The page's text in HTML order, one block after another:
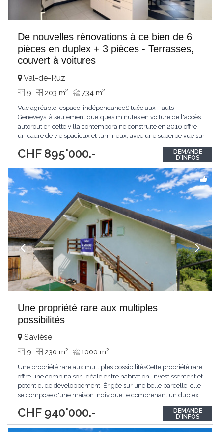
De nouvelles rénovations à ce bien de 6
pièces en duplex + 3 pièces - Terrasses,
couvert à voitures
CHF 895'000.-
Val-de-Ruz
9 203 m2 734 m2
Vue agréable, espace, indépendanceSituée aux Hauts-
Geneveys, à seulement quelques minutes en voiture de l'accès
autoroutier, cette villa contemporaine construite en 2010 offre
un cadre de vie spacieux et lumineux, avec une superbe vue sur
déplacements quotidiens, tout en conservant une belle intimité
intérieure.La propriété se compose...
DEMANDE
D'INFOS
Une propriété rare aux multiples
possibilités
CHF 940'000.-
Savièse
9 230 m2 1000 m2
Une propriété rare aux multiples possibilitésCette propriété rare
offre une combinaison idéale entre habitation, investissement et
potentiel de développement. Érigée sur une belle parcelle, elle
se compose d'une maison individuelle comprenant un duplex
offrant de nombreuses possibilités d'utilisation, que ce soit pour
une grande...
DEMANDE
D'INFOS